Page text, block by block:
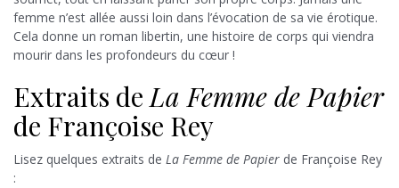
femme n’est allée aussi loin dans l’évocation de sa vie érotique.
Cela donne un roman libertin, une histoire de corps qui viendra
mourir dans les profondeurs du cœur !
Extraits deLa Femme de Papier
de Françoise Rey
Lisez quelques extraits de La Femme de Papier de Françoise Rey
: